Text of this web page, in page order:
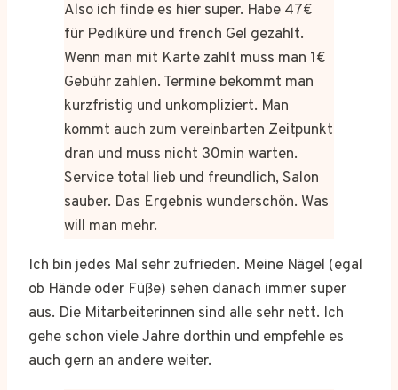
Also ich finde es hier super. Habe 47€
für Pediküre und french Gel gezahlt.
Wenn man mit Karte zahlt muss man 1€
Gebühr zahlen. Termine bekommt man
kurzfristig und unkompliziert. Man
kommt auch zum vereinbarten Zeitpunkt
dran und muss nicht 30min warten.
Service total lieb und freundlich, Salon
sauber. Das Ergebnis wunderschön. Was
will man mehr.
Ich bin jedes Mal sehr zufrieden. Meine Nägel (egal
ob Hände oder Füße) sehen danach immer super
aus. Die Mitarbeiterinnen sind alle sehr nett. Ich
gehe schon viele Jahre dorthin und empfehle es
auch gern an andere weiter.